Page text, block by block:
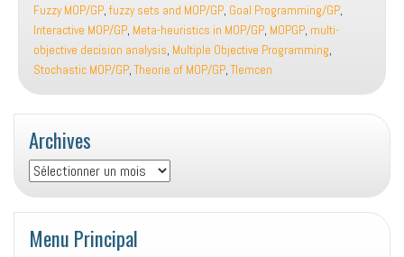
Fuzzy MOP/GP,fuzzy sets and MOP/GP, Goal Programming/GP,
Interactive MOP/GP, Meta-heuristics in MOP/GP, MOPGP, multi-
objective decision analysis, Multiple Objective Programming,
Stochastic MOP/GP,Theorie of MOP/GP,Tlemcen
Archives
Archives
Menu Principal